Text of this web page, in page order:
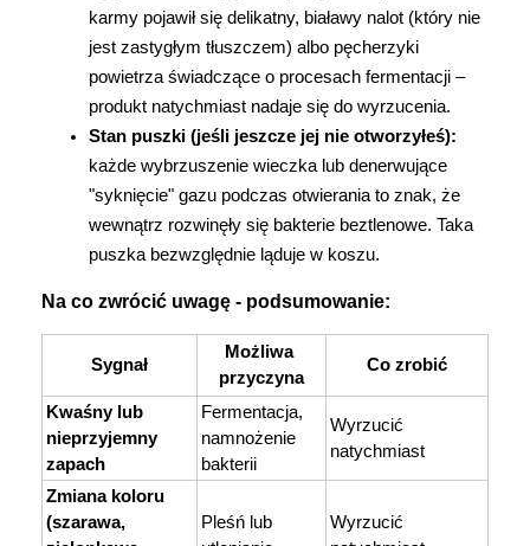
karmy pojawił się delikatny, białawy nalot (który nie
jest zastygłym tłuszczem) albo pęcherzyki
powietrza świadczące o procesach fermentacji –
produkt natychmiast nadaje się do wyrzucenia.
Stan puszki (jeśli jeszcze jej nie otworzyłeś):
każde wybrzuszenie wieczka lub denerwujące
"syknięcie" gazu podczas otwierania to znak, że
wewnątrz rozwinęły się bakterie beztlenowe. Taka
puszka bezwzględnie ląduje w koszu.
Na co zwrócić uwagę - podsumowanie:
Sygnał
Możliwa
przyczyna
Co zrobić
Kwaśny lub
nieprzyjemny
zapach
Fermentacja,
namnożenie
bakterii
Wyrzucić
natychmiast
Zmiana koloru
(szarawa,
Pleśń lub
Wyrzucić